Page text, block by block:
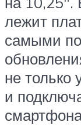
лежит
самыми
не только
и